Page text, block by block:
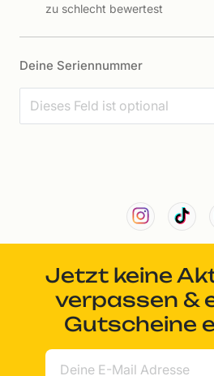
zu schlecht bewertest
Deine Seriennummer
Jetzt keine
verpassen &
Gutscheine